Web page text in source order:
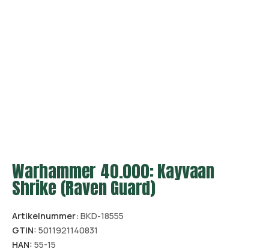
Warhammer 40.000: Kayvaan
Shrike (Raven Guard)
Artikelnummer: BKD-18555
GTIN: 5011921140831
HAN: 55-15